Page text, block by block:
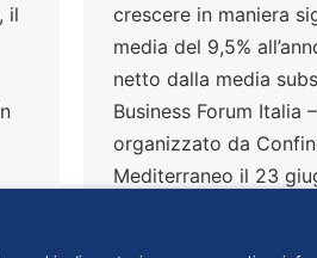
il
crescere in maniera
media del 9,5%
netto dalla media
Business Forum Italia
organizzato da
Mediterraneo il 23